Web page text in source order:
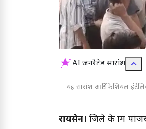
AI जनरेटेड सारांश
यह सारांश आर्टिफिशियल
रायसेन।जिले के ग्राम